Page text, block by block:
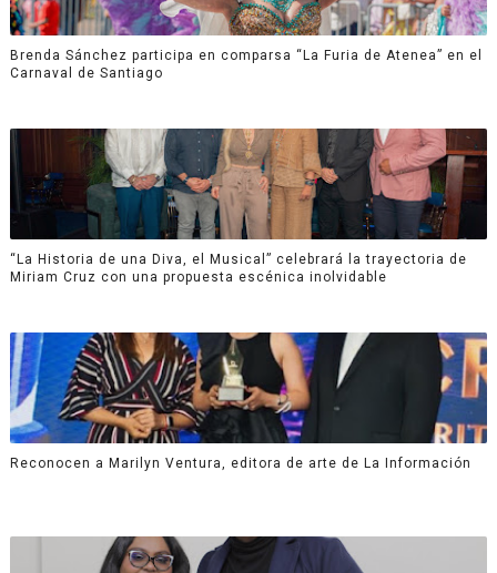
Brenda Sánchez participa en comparsa “La Furia de Atenea” en el
Carnaval de Santiago
“La Historia de una Diva, el Musical” celebrará la trayectoria de
Miriam Cruz con una propuesta escénica inolvidable
Reconocen a Marilyn Ventura, editora de arte de La Información